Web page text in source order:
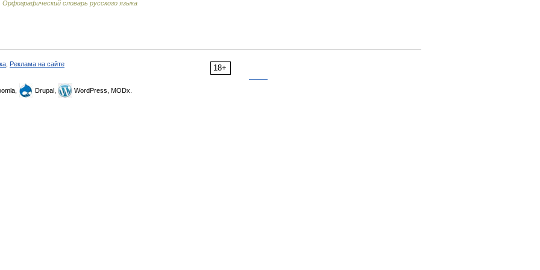
Орфографический словарь русского языка
18+
Реклама на сайте
Drupal, WordPress, MODx.